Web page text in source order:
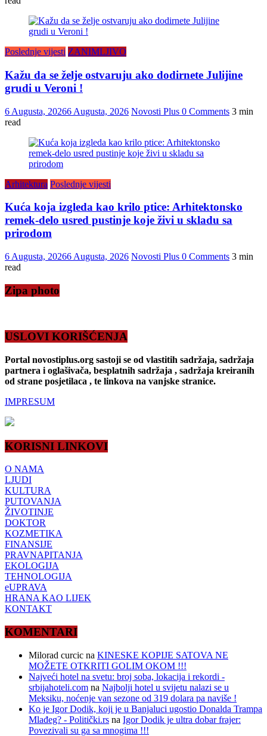
Poslednje vijesti ZANIMLJIVO
Kažu da se želje ostvaruju ako dodirnete Julijine
grudi u Veroni !
6 Augusta, 20266 Augusta, 2026 Novosti Plus 0 Comments 3 min
read
Arhitektura Poslednje vijesti
Kuća koja izgleda kao krilo ptice: Arhitektonsko
remek-delo usred pustinje koje živi u skladu sa
prirodom
6 Augusta, 20266 Augusta, 2026 Novosti Plus 0 Comments 3 min
read
Zipa photo
USLOVI KORIŠĆENJA
Portal novostiplus.org sastoji se od vlastitih sadržaja, sadržaja
partnera i oglašivača, besplatnih sadržaja , sadržaja kreiranih
od strane posjetilaca , te linkova na vanjske stranice.
IMPRESUM
KORISNI LINKOVI
O NAMA
LJUDI
KULTURA
PUTOVANJA
ŽIVOTINJE
DOKTOR
KOZMETIKA
FINANSIJE
PRAVNAPITANJA
EKOLOGIJA
TEHNOLOGIJA
eUPRAVA
HRANA KAO LIJEK
KONTAKT
KOMENTARI
Milorad curcic na KINESKE KOPIJE SATOVA NE
MOŽETE OTKRITI GOLIM OKOM !!!
Najveći hotel na svetu: broj soba, lokacija i rekordi -
srbijahoteli.com na Najbolji hotel u svijetu nalazi se u
Meksiku, noćenje van sezone od 319 dolara pa naviše !
Ko je Igor Dodik, koji je u Banjaluci ugostio Donalda Trampa
Mlađeg? - Politički.rs na Igor Dodik je ultra dobar frajer:
Povezivali su ga sa mnogima !!!